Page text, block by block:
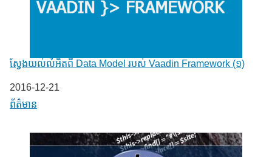
ស្វែងយល់លំអិតពី Data Model របស់ Vaadin Framework (១)
Date
2016-12-21
In relation to
ព័ត៌មាន